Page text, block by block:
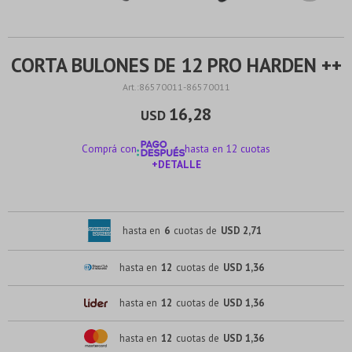
CORTA BULONES DE 12 PRO HARDEN ++
86570011-86570011
USD 16,28
Comprá con
hasta en 12 cuotas
+DETALLE
hasta en 6 cuotas de USD 2,71
hasta en 12 cuotas de USD 1,36
hasta en 12 cuotas de USD 1,36
hasta en 12 cuotas de USD 1,36